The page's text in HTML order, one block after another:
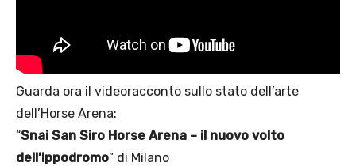
Guarda ora il videoracconto sullo stato dell’arte
dell’Horse Arena:
“Snai San Siro Horse Arena – il nuovo volto
dell’Ippodromo” di Milano